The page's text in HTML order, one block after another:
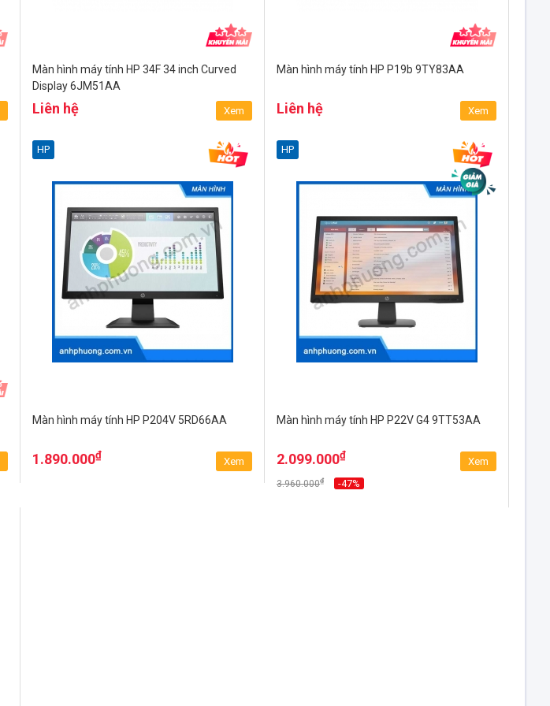
Màn hình máy tính HP 34F 34 inch Curved
Display 6JM51AA
Liên hệ Xem
Màn hình máy tính HP P19b 9TY83AA
Liên hệ Xem
HP
Màn hình máy tính HP P204V 5RD66AA
1.890.000₫
Xem
HP
Màn hình máy tính HP P22V G4 9TT53AA
2.099.000₫
3.960.000₫ -47%
Xem